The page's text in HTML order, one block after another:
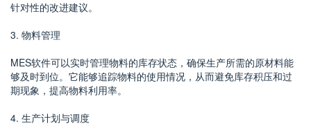
针对性的改进建议。
3. 物料管理
MES软件可以实时管理物料的库存状态，确保生产所需的原材料能
够及时到位。它能够追踪物料的使用情况，从而避免库存积压和过
期现象，提高物料利用率。
4. 生产计划与调度